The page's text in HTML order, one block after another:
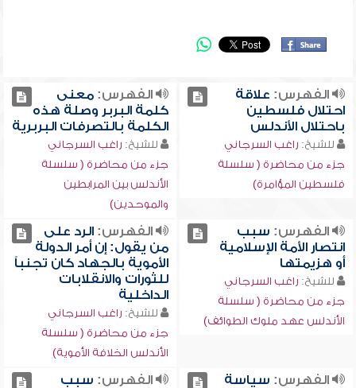
الفهرس: علاقة
احتلال فلسطين
باحتلال الأندلس
للشيخ: راغب السرجاني
جزء من محاضرة ( سلسلة
فلسطين المؤامرة)
الفهرس:معنى
كلمة البربر وصلة هذه
الكلمة بالتصرفات البربرية
للشيخ: راغب السرجاني
جزء من محاضرة ( سلسلة
الأندلس بين المرابطين
والموحدين)
الفهرس: سبب
انتصار الأمة الإسلامية
أو هزيمتها
للشيخ: راغب السرجاني
جزء من محاضرة ( سلسلة
الأندلس عهد ملوك الطوائف)
الفهرس:الرد على
من يقول: إن أمر الدولة
الأموية بالجهاد كان تجنباً
للثورات والانقلابات
الداخلية
للشيخ: راغب السرجاني
جزء من محاضرة ( سلسلة
الأندلس الخلافة الأموية)
الفهرس: سياسة
الفهرس: سبب